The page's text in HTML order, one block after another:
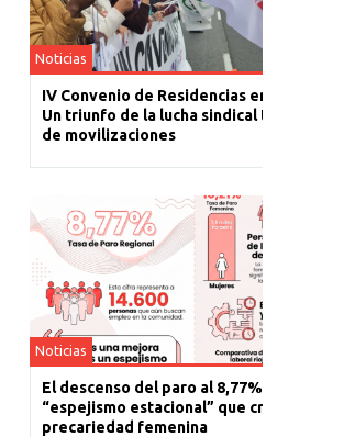
Noticias
IV Convenio de Residencias en La Rioja:
Un triunfo de la lucha sindical tras un año
de movilizaciones
Noticias
El descenso del paro al 8,77% es un
“espejismo estacional” que cronifica la
precariedad femenina